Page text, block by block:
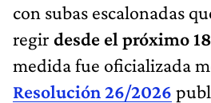
con subas escalonadas
regir desde el próximo
medida fue oficializada
Resolución 26/2026